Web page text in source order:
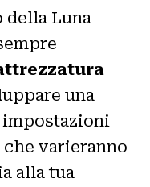
Luna
una
varieranno
alla tua